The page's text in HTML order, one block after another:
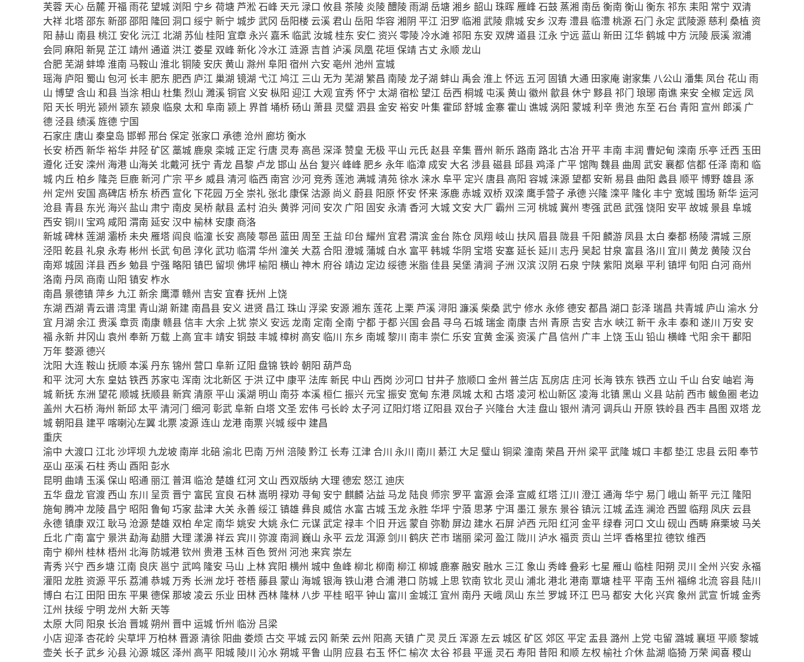
芙蓉 天心岳麓开福 雨花望城 浏阳 宁乡 荷塘 芦淞石峰 天元 渌口 攸县茶陵 炎陵醴陵雨湖 岳塘湘乡 韶山 珠晖 雁峰 石鼓 蒸湘 南岳衡南 衡山 衡东 祁东 耒阳 常宁 双清
大祥北塔邵东 新邵邵阳 隆回 洞口 绥宁 新宁 城步 武冈 岳阳楼 云溪君山 岳阳 华容湘阴 平江 汨罗 临湘 武陵鼎城 安乡 汉寿 澧县 临澧桃源石门 永定 武陵源 慈利 桑植 资
阳 赫山 南县桃江 安化沅江 北湖 苏仙 桂阳 宜章 永兴 嘉禾 临武 汝城桂东 安仁 资兴零陵 冷水滩 祁阳 东安 双牌道县 江永 宁远 蓝山 新田 江华鹤城 中方 沅陵 辰溪 溆浦
会同 麻阳 新晃 芷江 靖州 通道 洪江 娄星 双峰 新化 冷水江 涟源 吉首 泸溪 凤凰 花垣保靖古丈 永顺龙山
合肥 芜湖 蚌埠淮南 马鞍山 淮北铜陵 安庆黄山 滁州 阜阳 宿州 六安 亳州 池州 宣城
瑶海 庐阳 蜀山 包河 长丰 肥东 肥西 庐江 巢湖 镜湖 弋江 鸠江 三山 无为 芜湖 繁昌 南陵龙子湖 蚌山 禹会淮上 怀远 五河 固镇 大通 田家庵谢家集 八公山 潘集 凤台 花山 雨
山 博望 含山 和县 当涂相山 杜集 烈山 濉溪铜官 义安 枞阳 迎江 大观 宜秀怀宁 太湖 宿松 望江 岳西 桐城 屯溪黄山 徽州 歙县休宁 黟县祁门 琅琊 南谯 来安 全椒 定远 凤
阳 天长 明光颍州 颍东 颍泉 临泉 太和 阜南 颍上 界首埇桥砀山 萧县 灵璧泗县金安 裕安 叶集 霍邱舒城金寨 霍山 谯城 涡阳 蒙城利辛 贵池 东至 石台 青阳 宣州 郎溪 广
德 泾县绩溪旌德 宁国
石家庄 唐山 秦皇岛 邯郸 邢台 保定 张家口 承德 沧州 廊坊衡水
长安 桥西 新华裕华 井陉矿区 藁城 鹿泉 栾城 正定 行唐 灵寿 高邑 深泽 赞皇 无极 平山 元氏赵县辛集 晋州 新乐 路南 路北古冶 开平丰南 丰润 曹妃甸 滦南 乐亭 迁西 玉田
遵化迁安 滦州 海港 山海关 北戴河抚宁 青龙 昌黎 卢龙邯山 丛台 复兴 峰峰 肥乡 永年 临漳 成安 大名 涉县磁县邱县鸡泽 广平馆陶 魏县 曲周 武安 襄都信都任泽 南和 临
城 内丘 柏乡 隆尧 巨鹿新河 广宗 平乡 威县清河 临西 南宫 沙河竞秀莲池 满城清苑徐水 涞水阜平 定兴 唐县 高阳 容城 涞源望都 安新易县 曲阳 蠡县 顺平博野雄县涿
州 定州 安国 高碑店 桥东 桥西 宣化下花园 万全 崇礼 张北 康保 沽源 尚义 蔚县 阳原 怀安 怀来涿鹿赤城 双桥 双滦 鹰手营子承德兴隆 滦平 隆化丰宁 宽城 围场 新华运河
沧县 青县 东光 海兴 盐山 肃宁 南皮 吴桥献县 孟村 泊头黄骅河间 安次 广阳 固安 永清 香河 大城文安 大厂 霸州 三河桃城冀州 枣强 武邑 武强 饶阳 安平故城 景县阜城
西安 铜川 宝鸡 咸阳 渭南 延安 汉中 榆林 安康 商洛
新城碑林莲湖 灞桥未央 雁塔 阎良 临潼 长安 高陵鄠邑 蓝田 周至 王益 印台 耀州 宜君渭滨金台 陈仓 凤翔 岐山 扶风 眉县 陇县千阳 麟游 凤县 太白 秦都杨陵渭城 三原
泾阳 乾县礼泉 永寿彬州 长武旬邑 淳化武功 临渭 华州 潼关 大荔 合阳 澄城蒲城 白水 富平韩城华阴 宝塔 安塞延长 延川 志丹吴起甘泉 富县洛川 宜川 黄龙黄陵汉台
南郑城固 洋县 西乡 勉县 宁强 略阳 镇巴 留坝 佛坪榆阳 横山 神木 府谷靖边 定边绥德 米脂佳县吴堡 清涧 子洲 汉滨汉阴 石泉 宁陕紫阳 岚皋平利 镇坪旬阳 白河 商州
洛南 丹凤 商南 山阳 镇安 柞水
南昌 景德镇萍乡 九江 新余 鹰潭赣州 吉安 宜春抚州 上饶
东湖 西湖 青云谱湾里 青山湖 新建 南昌县 安义 进贤 昌江 珠山 浮梁 安源湘东 莲花 上栗 芦溪 浔阳 濂溪柴桑武宁 修水 永修德安 都昌 湖口 彭泽瑞昌 共青城 庐山 渝水 分
宜 月湖 余江 贵溪章贡 南康赣县信丰 大余 上犹 崇义 安远 龙南 定南 全南 宁都于都兴国 会昌 寻乌 石城瑞金 南康 吉州 青原 吉安 吉水 峡江 新干 永丰泰和 遂川 万安 安
福 永新 井冈山 袁州 奉新 万载 上高 宜丰靖安 铜鼓丰城樟树 高安 临川 东乡 南城黎川 南丰 崇仁 乐安 宜黄金溪 资溪 广昌 信州 广丰 上饶 玉山 铅山 横峰 弋阳 余干鄱阳
万年婺源德兴
沈阳 大连鞍山 抚顺本溪丹东 锦州 营口 阜新辽阳 盘锦 铁岭 朝阳 葫芦岛
和平 沈河 大东 皇姑铁西 苏家屯 浑南 沈北新区 于洪辽中 康平 法库新民 中山 西岗 沙河口 甘井子旅顺口 金州 普兰店 瓦房店 庄河 长海铁东 铁西 立山 千山 台安 岫岩 海
城新抚 东洲 望花 顺城抚顺县新宾 清原 平山 溪湖 明山 南芬 本溪桓仁振兴 元宝 振安 宽甸 东港 凤城 太和 古塔 凌河松山新区 凌海北镇黑山 义县 站前 西市 鲅鱼圈 老边
盖州 大石桥 海州 新邱 太平清河门 细河彰武阜新 白塔文圣宏伟 弓长岭 太子河辽阳灯塔辽阳县 双台子兴隆台 大洼 盘山 银州 清河调兵山 开原 铁岭县 西丰 昌图 双塔龙
城朝阳县 建平 喀喇沁左翼北票 凌源连山 龙港 南票兴城绥中 建昌
重庆
渝中 大渡口 江北沙坪坝 九龙坡 南岸北碚渝北 巴南 万州 涪陵黔江 长寿 江津合川 永川 南川 綦江 大足 璧山 铜梁潼南 荣昌 开州 梁平武隆城口 丰都 垫江 忠县 云阳 奉节
巫山 巫溪石柱 秀山 酉阳 彭水
昆明 曲靖 玉溪保山 昭通丽江 普洱 临沧 楚雄 红河文山 西双版纳 大理 德宏 怒江 迪庆
五华盘龙 官渡 西山 东川 呈贡 晋宁 富民 宜良 石林嵩明 禄劝 寻甸 安宁 麒麟 沾益 马龙 陆良 师宗 罗平 富源 会泽 宣威红塔 江川 澄江 通海华宁 易门 峨山 新平 元江 隆阳
施甸 腾冲 龙陵 昌宁 昭阳 鲁甸 巧家 盐津 大关 永善绥江 镇雄 彝良 威信水富 古城 玉龙 永胜 华坪 宁蒗 思茅 宁洱 墨江 景东 景谷镇沅 江城 孟连 澜沧 西盟 临翔 凤庆 云县
永德镇康 双江 耿马 沧源 楚雄 双柏 牟定 南华姚安 大姚 永仁 元谋武定 禄丰个旧 开远 蒙自 弥勒 屏边 建水石屏 泸西 元阳 红河金平绿春河口 文山 砚山 西畴麻栗坡 马关
丘北 广南 富宁 景洪 勐海 勐腊 大理 漾濞祥云 宾川 弥渡 南涧 巍山 永平 云龙 洱源剑川 鹤庆 芒市瑞丽 梁河盈江 陇川 泸水福贡 贡山 兰坪 香格里拉 德钦维西
南宁 柳州 桂林梧州 北海 防城港钦州 贵港 玉林 百色贺州 河池 来宾 崇左
青秀兴宁 西乡塘 江南 良庆 邕宁 武鸣 隆安 马山 上林 宾阳 横州 城中 鱼峰 柳北柳南 柳江 柳城 鹿寨融安 融水 三江 象山 秀峰 叠彩七星 雁山 临桂 阳朔 灵川 全州 兴安 永福
灌阳 龙胜 资源平乐 荔浦恭城 万秀 长洲 龙圩苍梧 藤县蒙山 海城银海铁山港合浦港口 防城 上思 钦南 钦北 灵山 浦北港北港南 覃塘桂平平南 玉州 福绵 北流 容县 陆川
博白 右江 田阳 田东 平果 德保那坡 凌云 乐业 田林 西林 隆林 八步 平桂 昭平钟山 富川 金城江 宜州 南丹 天峨 凤山 东兰 罗城环江 巴马 都安 大化兴宾 象州 武宣 忻城金秀
江州 扶绥 宁明 龙州 大新 天等
太原 大同 阳泉 长治 晋城朔州 晋中 运城忻州 临汾 吕梁
小店 迎泽杏花岭 尖草坪 万柏林 晋源清徐 阳曲 娄烦 古交 平城 云冈 新荣 云州 阳高 天镇 广灵 灵丘 浑源左云城区 矿区 郊区 平定 盂县潞州 上党 屯留 潞城襄垣平顺黎城
壶关 长子武乡 沁县沁源城区 泽州 高平 阳城 陵川 沁水朔城平鲁 山阴 应县右玉 怀仁榆次 太谷祁县平遥 灵石 寿阳 昔阳 和顺左权 榆社 介休 盐湖 临猗 万荣 闻喜稷山